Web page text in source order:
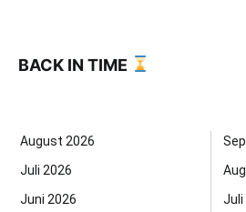
BACK IN TIME
August 2026
Juli 2026
Juni 2026
Juli